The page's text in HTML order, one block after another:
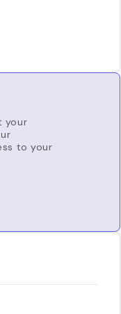
your
to your